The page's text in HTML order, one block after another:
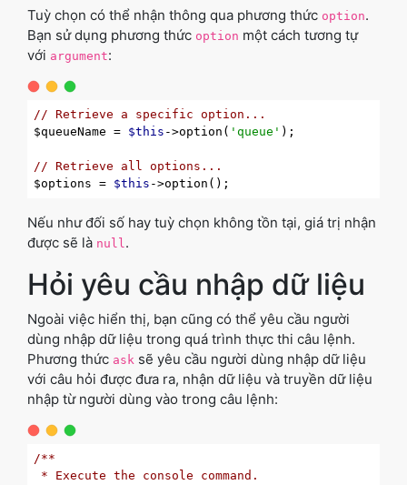
Tuỳ chọn có thể nhận thông qua phương thức option.
Bạn sử dụng phương thức option một cách tương tự
với argument:
// Retrieve a specific option...
$queueName = $this ->option( 'queue' );
// Retrieve all options...
$options = $this
Nếu như đối số hay tuỳ chọn không tồn tại, giá trị nhận
được sẽ là null .
Hỏi yêu cầu nhập dữ liệu
Ngoài việc hiển thị, bạn cũng có thể yêu cầu người
dùng nhập dữ liệu trong quá trình thực thi câu lệnh.
Phương thức ask sẽ yêu cầu người dùng nhập dữ liệu
với câu hỏi được đưa ra, nhận dữ liệu và truyền dữ liệu
nhập từ người dùng vào trong câu lệnh:
/**
* Execute the console command.